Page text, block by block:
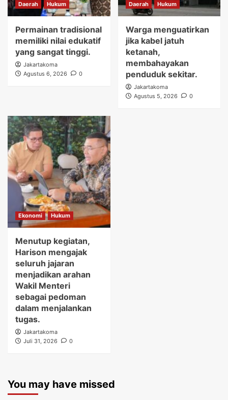
Daerah Hukum
Permainan tradisional
memiliki nilai edukatif
yang sangat tinggi.
Jakartakoma
Agustus 6, 2026
0
Daerah Hukum
Warga menguatirkan
jika kabel jatuh
ketanah,
membahayakan
penduduk sekitar.
Jakartakoma
Agustus 5, 2026
0
Ekonomi Hukum
Menutup kegiatan,
Harison mengajak
seluruh jajaran
menjadikan arahan
Wakil Menteri
sebagai pedoman
dalam menjalankan
tugas.
Jakartakoma
Juli 31, 2026
0
You may have missed